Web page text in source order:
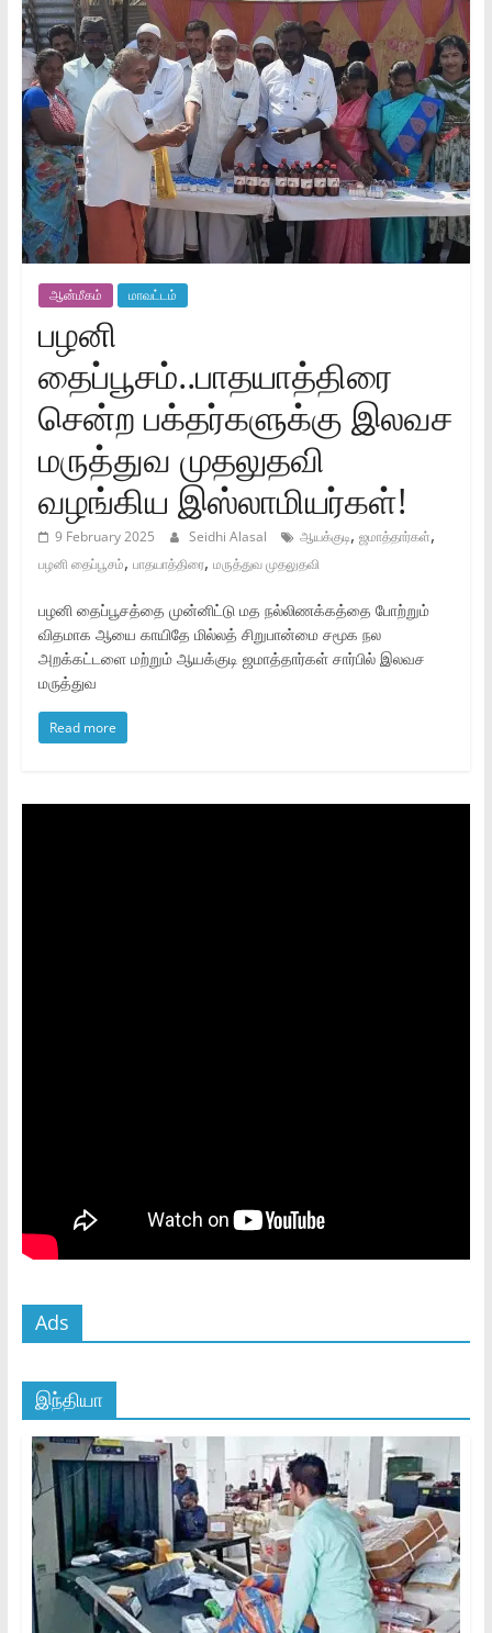
ஆன்மீகம் மாவட்டம்
பழனி
தைப்பூசம்..பாதயாத்திரை
சென்ற பக்தர்களுக்கு இலவச
மருத்துவ முதலுதவி
வழங்கிய இஸ்லாமியர்கள்!
9 February 2025 Seidhi Alasal ஆயக்குடி, ஜமாத்தார்கள்,
பழனி தைப்பூசம், பாதயாத்திரை, மருத்துவ முதலுதவி
பழனி தைப்பூசத்தை முன்னிட்டு மத நல்லிணக்கத்தை போற்றும்
விதமாக ஆயை காயிதே மில்லத் சிறுபான்மை சமூக நல
அறக்கட்டளை மற்றும் ஆயக்குடி ஜமாத்தார்கள் சார்பில் இலவச
மருத்துவ
Read more
Ads
இந்தியா